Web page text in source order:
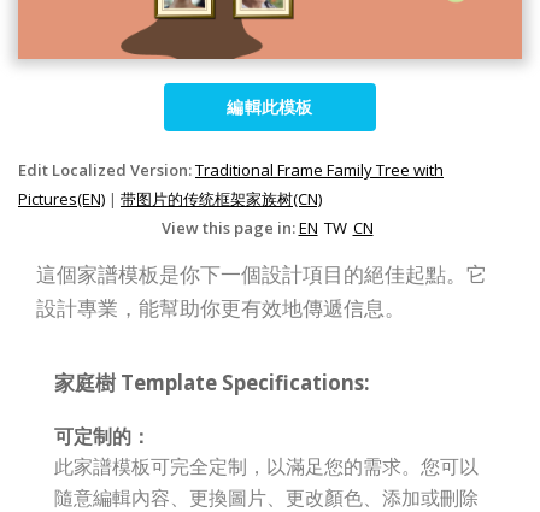
編輯此模板
Edit Localized Version:Traditional Frame Family Tree with
Pictures(EN) | 带图片的传统框架家族树(CN)
View this page in:EN TW CN
這個家譜模板是你下一個設計項目的絕佳起點。它
設計專業，能幫助你更有效地傳遞信息。
家庭樹 Template Specifications:
可定制的：
此家譜模板可完全定制，以滿足您的需求。您可以
隨意編輯內容、更換圖片、更改顏色、添加或刪除